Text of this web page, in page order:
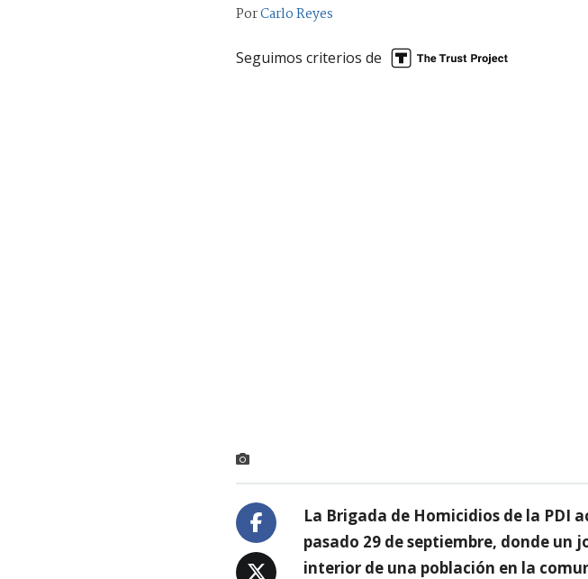
PorCarlo Reyes
Seguimos criterios de
La Brigada de Homicidios de la PDI
pasado 29 de septiembre, donde un
interior de una población en la